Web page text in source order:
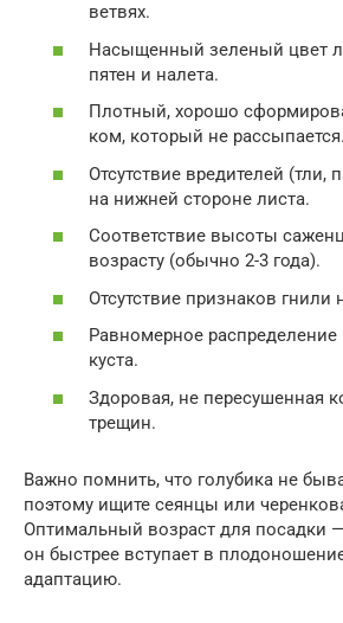
ветвях.
Насыщенный зеленый цвет
пятен и налета.
Плотный, хорошо
ком, который не рассыпается.
Отсутствие вредителей (тли,
на нижней стороне листа.
Соответствие высоты
возрасту (обычно 2-3 года).
Отсутствие признаков
Равномерное
куста.
Здоровая, не пересушенная
трещин.
Важно помнить, что голубика не
поэтому ищите сеянцы или
Оптимальный возраст для посадки
он быстрее вступает в
адаптацию.